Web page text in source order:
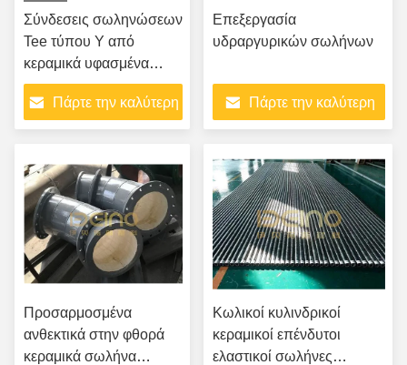
Σύνδεσεις σωληνώσεων
Tee τύπου Y από
κεραμικά υφασμένα
σύνθετα
Πάρτε την καλύτερη
Επεξεργασία
υδραργυρικών σωλήνων
Πάρτε την καλύτερη
Προσαρμοσμένα
ανθεκτικά στην φθορά
κεραμικά σωλήνα
Κωλικοί κυλινδρικοί
κεραμικοί επένδυτοι
ελαστικοί σωλήνες